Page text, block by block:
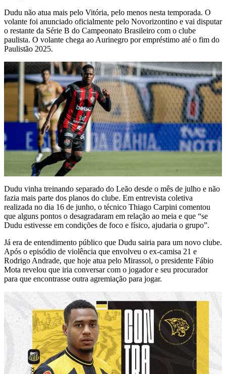
Dudu não atua mais pelo Vitória, pelo menos nesta temporada. O
volante foi anunciado oficialmente pelo Novorizontino e vai disputar
o restante da Série B do Campeonato Brasileiro com o clube
paulista. O volante chega ao Aurinegro por empréstimo até o fim do
Paulistão 2025.
Dudu vinha treinando separado do Leão desde o mês de julho e não
fazia mais parte dos planos do clube. Em entrevista coletiva
realizada no dia 16 de junho, o técnico Thiago Carpini comentou
que alguns pontos o desagradaram em relação ao meia e que “se
Dudu estivesse em condições de foco e físico, ajudaria o grupo”.
Já era de entendimento público que Dudu sairia para um novo clube.
Após o episódio de violência que envolveu o ex-camisa 21 e
Rodrigo Andrade, que hoje atua pelo Mirassol, o presidente Fábio
Mota revelou que iria conversar com o jogador e seu procurador
para que encontrasse outra agremiação para jogar.